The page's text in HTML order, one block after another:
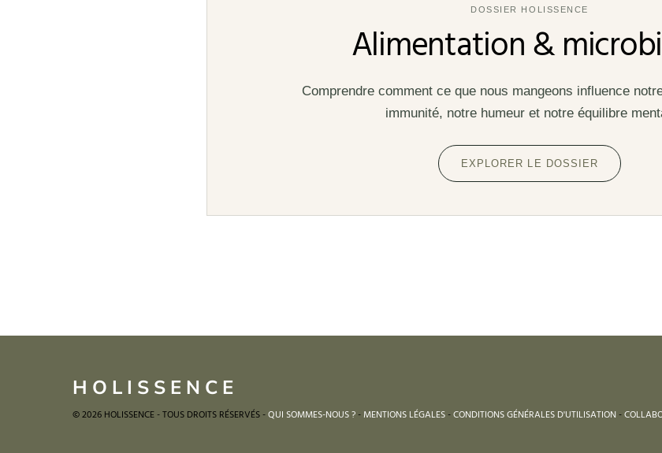
DOSSIER HOLISSENCE
Alimentation &
Comprendre comment ce que nous mangeons influence
immunité, notre humeur et notre équilibre
EXPLORER LE DOSSIER
HOLISSENCE
© 2026 HOLISSENCE - TOUS DROITS RÉSERVÉS -QUI SOMMES-NOUS ?- MENTIONS LÉGALES-CONDITIONS GÉNÉRALES D'UTILISATION-